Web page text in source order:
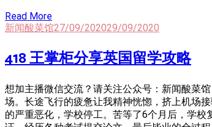
Read More
新闻酸菜馆27/09/202029/09/2020
418 王掌柜分享英国留学攻略
想加主播微信交流？请关注公众号：新闻酸菜
场。长途飞行的疲惫让我精神恍惚，挤上机场
的严重恶化，学校停工。苦等了6个月后，学